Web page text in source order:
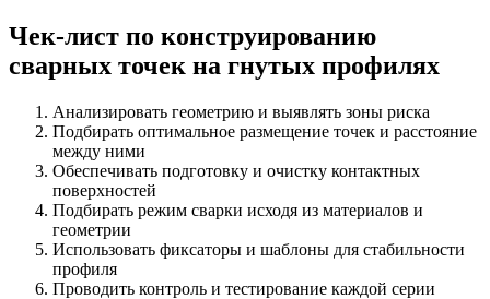
Чек-лист по конструированию
сварных точек на гнутых профилях
Анализировать геометрию и выявлять зоны риска
Подбирать оптимальное размещение точек и расстояние
между ними
Обеспечивать подготовку и очистку контактных
поверхностей
Подбирать режим сварки исходя из материалов и
геометрии
Использовать фиксаторы и шаблоны для стабильности
профиля
Проводить контроль и тестирование каждой серии